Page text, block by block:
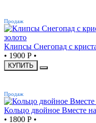
Продаж
Клипсы Снегопад с
• 1900 Р •
КУПИТЬ
Продаж
Кольцо двойное Вместе
• 1800 Р •